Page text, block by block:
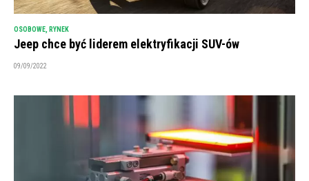
OSOBOWE, RYNEK
Jeep chce być liderem elektryfikacji SUV-ów
09/09/2022